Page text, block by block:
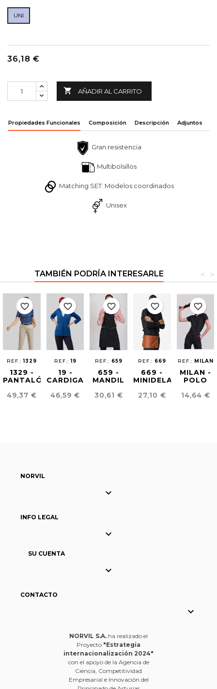
UNI
36,18 €
 AÑADIR AL CARRITO
Propiedades Funcionales Composición Descripción Adjuntos
Gran resistencia
Multibolsillos
Matching SET: Modelos coordinados
Unisex
TAMBIÉN PODRÍA INTERESARLE >
<
REF.:1329
1329 -
PANTALÓN
SKINNY
Precio
49,37 €
favorite_border
REF.:19
19 -
CARDIGAN
Precio
46,59 €
favorite_border
REF.: 659
659 -
MANDIL
Precio
30,61 €
favorite_border
REF.: 669
669 -
MINIDELANTAL
Precio
27,10 €
favorite_border
REF.: MILAN
MILAN -
POLO
MUJER
Precio
14,64 €
favorite_border
NORVIL

INFO LEGAL

SU CUENTA

CONTACTO

NORVIL S.A. ha realizado el
Proyecto "Estrategia
internacionalización 2024"
con el apoyo de la Agencia de
Ciencia, Competitividad
Empresarial e Innovación del